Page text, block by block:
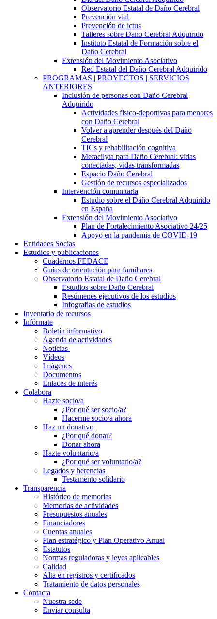
Observatorio Estatal de Daño Cerebral
Prevención vial
Prevención de ictus
Talleres sobre Daño Cerebral Adquirido
Instituto Estatal de Formación sobre el
Daño Cerebral
Extensión del Movimiento Asociativo
Red Estatal del Daño Cerebral Adquirido
PROGRAMAS | PROYECTOS | SERVICIOS
ANTERIORES
Inclusión de personas con Daño Cerebral
Adquirido
Actividades físico-deportivas para menores
con Daño Cerebral
Volver a aprender después del Daño
Cerebral
TICs y rehabilitación cognitiva
Mefacilyta para Daño Cerebral: vidas
conectadas, vidas transformadas
Espacio Daño Cerebral
Gestión de recursos especializados
Intervención comunitaria
Estudio sobre el Daño Cerebral Adquirido
en España
Extensión del Movimiento Asociativo
Plan de Fortalecimiento Asociativo 24/25
Apoyo en la pandemia de COVID-19
Entidades Socias
Estudios y publicaciones
Cuadernos FEDACE
Guías de orientación para familiares
Observatorio Estatal de Daño Cerebral
Estudios sobre Daño Cerebral
Resúmenes ejecutivos de los estudios
Infografías de estudios
Inventario de recursos
Infórmate
Boletín informativo
Agenda de actividades
Noticias
Vídeos
Imágenes
Documentos
Enlaces de interés
Colabora
Hazte socio/a
¿Por qué ser socio/a?
Hacerme socio/a ahora
Haz un donativo
¿Por qué donar?
Donar ahora
Hazte voluntario/a
¿Por qué ser voluntario/a?
Legados y herencias
Testamento solidario
Transparencia
Histórico de memorias
Memorias de actividades
Presupuestos anuales
Financiadores
Cuentas anuales
Plan estratégico y Plan Operativo Anual
Estatutos
Normas reguladoras y leyes aplicables
Calidad
Alta en registros y certificados
Tratamiento de datos personales
Contacta
Nuestra sede
Enviar consulta